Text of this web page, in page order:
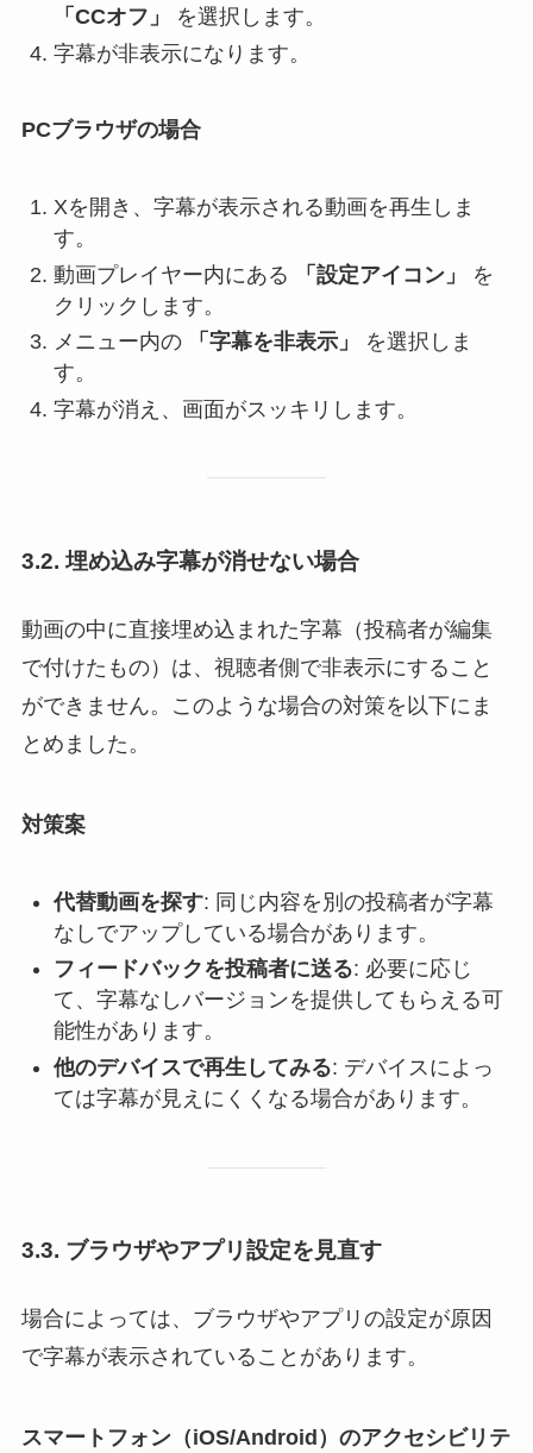
「CCオフ」
を選択します。
字幕が非表示になります。
PCブラウザの場合
Xを開き、字幕が表示される動画を再生しま
す。
動画プレイヤー内にある
「設定アイコン」
を
クリックします。
メニュー内の
「字幕を非表示」
を選択しま
す。
字幕が消え、画面がスッキリします。
3.2. 埋め込み字幕が消せない場合
動画の中に直接埋め込まれた字幕（投稿者が編集
で付けたもの）は、視聴者側で非表示にすること
ができません。このような場合の対策を以下にま
とめました。
対策案
代替動画を探す: 同じ内容を別の投稿者が字幕
なしでアップしている場合があります。
フィードバックを投稿者に送る: 必要に応じ
て、字幕なしバージョンを提供してもらえる可
能性があります。
他のデバイスで再生してみる: デバイスによっ
ては字幕が見えにくくなる場合があります。
3.3. ブラウザやアプリ設定を見直す
場合によっては、ブラウザやアプリの設定が原因
で字幕が表示されていることがあります。
スマートフォン（iOS/Android）のアクセシビリテ